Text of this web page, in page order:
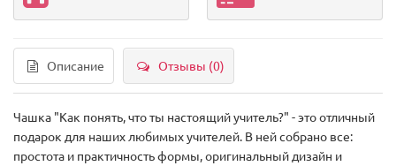
Описание Отзывы (0)
Чашка "Как понять, что ты настоящий учитель?" - это отличный
подарок для наших любимых учителей. В ней собрано все:
простота и практичность формы, оригинальный дизайн и